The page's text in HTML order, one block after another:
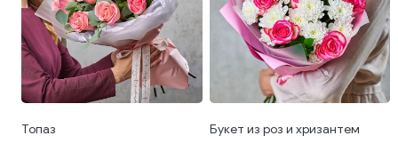
Топаз Букет из роз и хризантем